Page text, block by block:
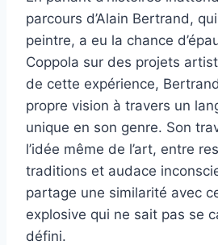
parcours d’Alain Bertrand,
peintre, a eu la chance
Coppola sur des projets
de cette expérience,
propre vision à travers un
unique en son genre. Son
l’idée même de l’art, entre
traditions et audace
partage une similarité avec
explosive qui ne sait pas se
défini.